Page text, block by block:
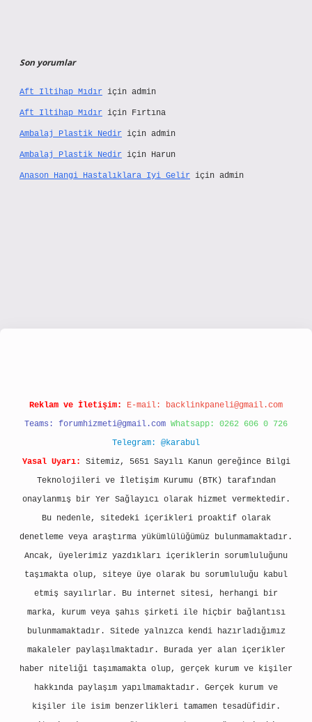
Son yorumlar
Aft Iltihap Mıdır için admin
Aft Iltihap Mıdır için Fırtına
Ambalaj Plastik Nedir için admin
Ambalaj Plastik Nedir için Harun
Anason Hangi Hastalıklara Iyi Gelir için admin
Reklam ve İletişim: E-mail: backlinkpaneli@gmail.com
Teams: forumhizmeti@gmail.com Whatsapp: 0262 606 0 726
Telegram: @karabul
Yasal Uyarı:
Sitemiz, 5651 Sayılı Kanun gereğince Bilgi
Teknolojileri ve İletişim Kurumu (BTK) tarafından
onaylanmış bir Yer Sağlayıcı olarak hizmet vermektedir.
Bu nedenle, sitedeki içerikleri proaktif olarak
denetleme veya araştırma yükümlülüğümüz bulunmamaktadır.
Ancak, üyelerimiz yazdıkları içeriklerin sorumluluğunu
taşımakta olup, siteye üye olarak bu sorumluluğu kabul
etmiş sayılırlar. Bu internet sitesi, herhangi bir
marka, kurum veya şahıs şirketi ile hiçbir bağlantısı
bulunmamaktadır. Sitede yalnızca kendi hazırladığımız
makaleler paylaşılmaktadır. Burada yer alan içerikler
haber niteliği taşımamakta olup, gerçek kurum ve kişiler
hakkında paylaşım yapılmamaktadır. Gerçek kurum ve
kişiler ile isim benzerlikleri tamamen tesadüfidir.